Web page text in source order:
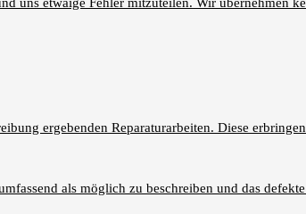
ergebenden Reparaturarbeiten. Diese
als möglich zu beschreiben und das